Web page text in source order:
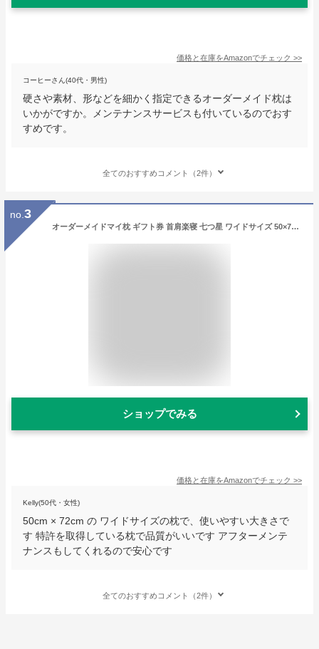
価格と在庫をAmazonでチェック >>
コーヒーさん(40代・男性)
硬さや素材、形などを細かく指定できるオーダーメイド枕は
いかがですか。メンテナンスサービスも付いているのでおす
すめです。
全てのおすすめコメント（2件）
no. 3
オーダーメイドマイ枕 ギフト券 首肩楽寝 七つ星 ワイドサイズ 50×72cm【眠りの専門店マイまくら】 オーダーメイド枕 【特許取得 第 6589023号】絶対睡眠 my楽寝 アフターメンテナンス付き ラッピング 母の日 父の日 ギフト (ワイド, 首肩楽寝七つ星)
ショップでみる
価格と在庫をAmazonでチェック >>
Kelly(50代・女性)
50cm × 72cm の ワイドサイズの枕で、使いやすい大きさで
す 特許を取得している枕で品質がいいです アフターメンテ
ナンスもしてくれるので安心です
全てのおすすめコメント（2件）